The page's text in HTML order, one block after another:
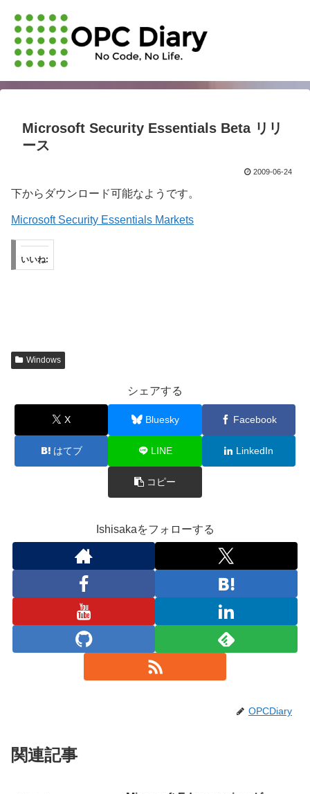
Microsoft Security Essentials Beta リリ
ース
2009-06-24
下からダウンロード可能なようです。
Microsoft Security Essentials Markets
いいね:
Windows
シェアする
X Bluesky Facebook
はてブ LINE LinkedIn
コピー
Ishisakaをフォローする
OPCDiary
関連記事